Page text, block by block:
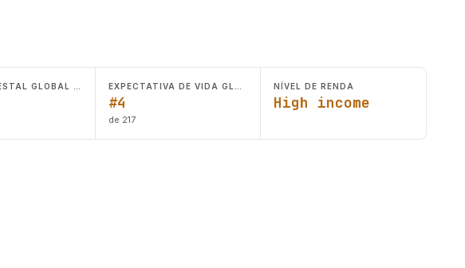
#4
de 217
NÍVEL DE RENDA
High income